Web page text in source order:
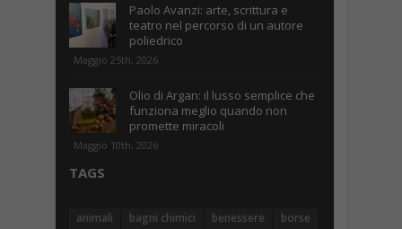
Paolo Avanzi: arte, scrittura e
teatro nel percorso di un autore
poliedrico
Maggio 25th, 2026
Olio di Argan: il lusso semplice che
funziona meglio quando non
promette miracoli
Maggio 10th, 2026
TAGS
animali bagni chimici benessere
borse